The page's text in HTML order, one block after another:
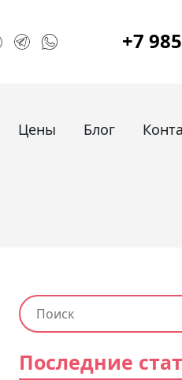
+7
Цены Блог
Последние